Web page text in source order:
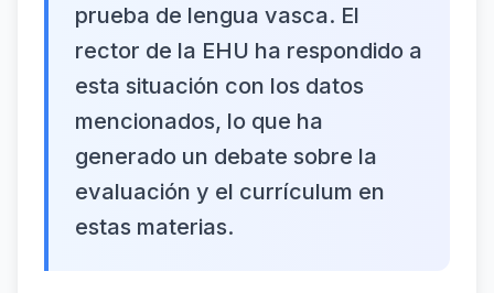
prueba de lengua vasca. El
rector de la EHU ha respondido a
esta situación con los datos
mencionados, lo que ha
generado un debate sobre la
evaluación y el currículum en
estas materias.